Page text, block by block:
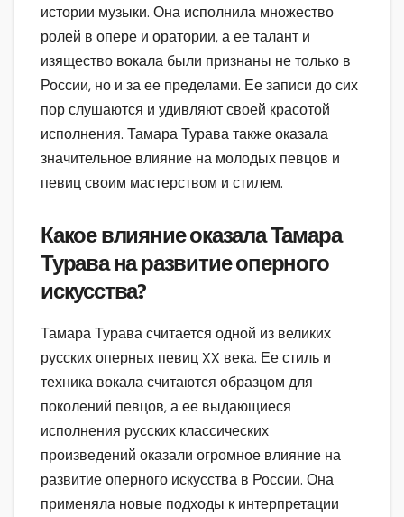
истории музыки. Она исполнила множество
ролей в опере и оратории, а ее талант и
изящество вокала были признаны не только в
России, но и за ее пределами. Ее записи до сих
пор слушаются и удивляют своей красотой
исполнения. Тамара Турава также оказала
значительное влияние на молодых певцов и
певиц своим мастерством и стилем.
Какое влияние оказала Тамара
Турава на развитие оперного
искусства?
Тамара Турава считается одной из великих
русских оперных певиц XX века. Ее стиль и
техника вокала считаются образцом для
поколений певцов, а ее выдающиеся
исполнения русских классических
произведений оказали огромное влияние на
развитие оперного искусства в России. Она
применяла новые подходы к интерпретации